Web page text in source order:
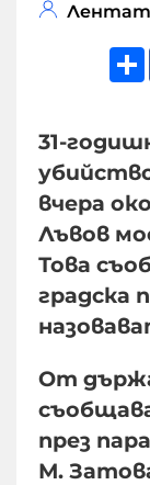
31-
вчера
Лъвов
Това
градска
От
през
М.